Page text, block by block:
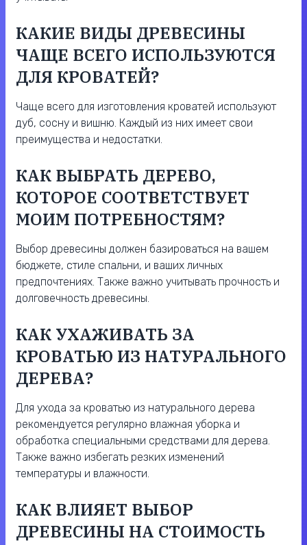
КАКИЕ ВИДЫ ДРЕВЕСИНЫ
ЧАЩЕ ВСЕГО ИСПОЛЬЗУЮТСЯ
ДЛЯ КРОВАТЕЙ?
Чаще всего для изготовления кроватей используют
дуб, сосну и вишню. Каждый из них имеет свои
преимущества и недостатки.
КАК ВЫБРАТЬ ДЕРЕВО,
КОТОРОЕ СООТВЕТСТВУЕТ
МОИМ ПОТРЕБНОСТЯМ?
Выбор древесины должен базироваться на вашем
бюджете, стиле спальни, и ваших личных
предпочтениях. Также важно учитывать прочность и
долговечность древесины.
КАК УХАЖИВАТЬ ЗА
КРОВАТЬЮ ИЗ НАТУРАЛЬНОГО
ДЕРЕВА?
Для ухода за кроватью из натурального дерева
рекомендуется регулярно влажная уборка и
обработка специальными средствами для дерева.
Также важно избегать резких изменений
температуры и влажности.
КАК ВЛИЯЕТ ВЫБОР
ДРЕВЕСИНЫ НА СТОИМОСТЬ